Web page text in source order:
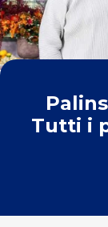
Tutti i